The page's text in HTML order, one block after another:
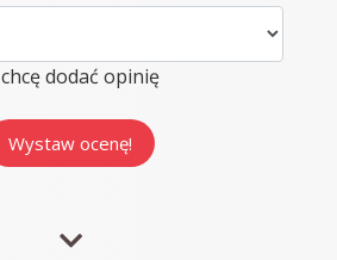
chcę dodać opinię